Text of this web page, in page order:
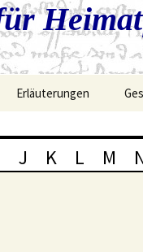
Erläuterungen
J K L M